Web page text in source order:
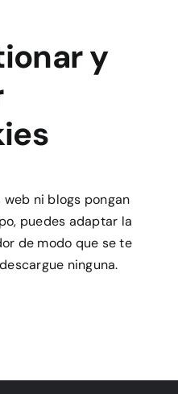
y
ni blogs pongan
puedes adaptar la
de modo que se te
ninguna.